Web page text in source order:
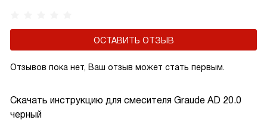
Скачать инструкцию для смесителя Graude AD 20.0
черный
ОСТАВИТЬ ОТЗЫВ
Отзывов пока нет, Ваш отзыв может стать первым.